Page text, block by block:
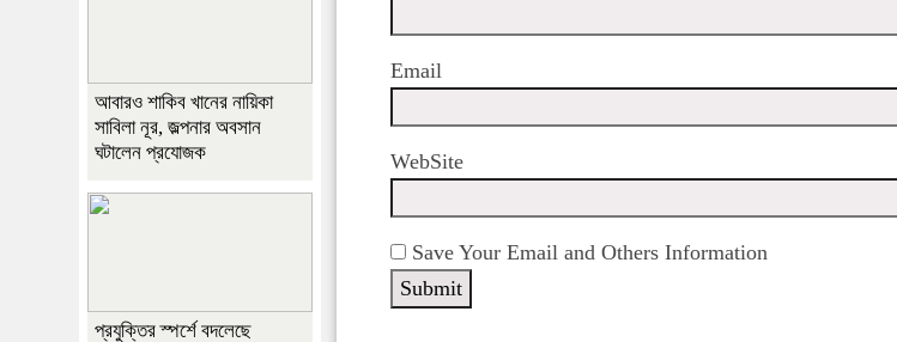
Email
WebSite
Save Your Email and Others Information
আবারও শাকিব খানের নায়িকা
সাবিলা নূর, জল্পনার অবসান
ঘটালেন প্রযোজক
প্রযুক্তির স্পর্শে বদলেছে